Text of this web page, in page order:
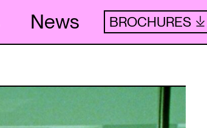
News BROCHURES